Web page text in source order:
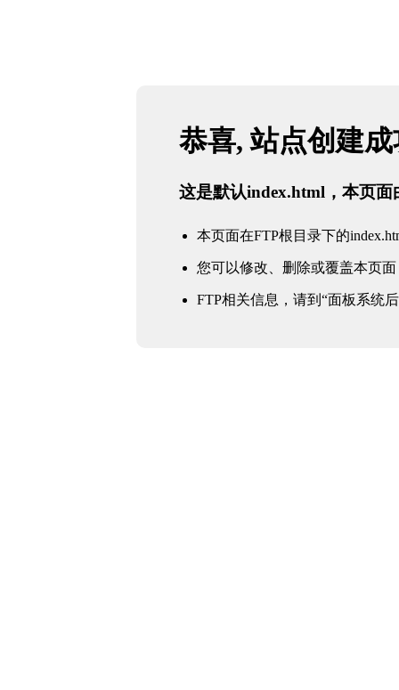
恭喜, 站点创建
这是默认index.html，本页面
本页面在FTP根目录下的
您可以修改、删除或覆盖本页面
FTP相关信息，请到“面板系统